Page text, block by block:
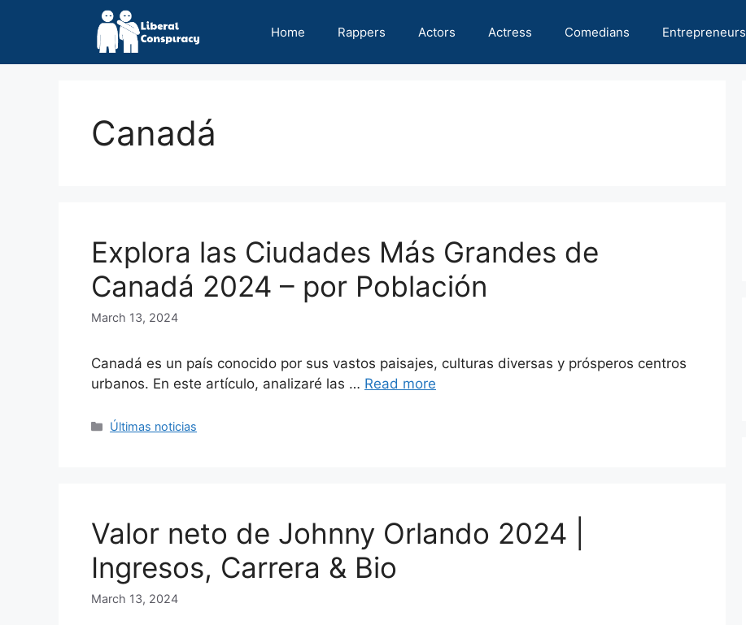
Home Rappers Actors Actress Comedians Entrepreneurs
Canadá
Explora las Ciudades Más Grandes de
Canadá 2024 – por Población
March 13, 2024
Canadá es un país conocido por sus vastos paisajes, culturas diversas y prósperos centros
urbanos. En este artículo, analizaré las … Read more
Categories
Últimas noticias
Valor neto de Johnny Orlando 2024 |
Ingresos, Carrera & Bio
March 13, 2024